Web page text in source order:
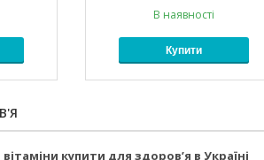
В наявності
Купити
купити для здоров’я в Україні